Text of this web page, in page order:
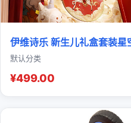
伊维诗乐 新生儿礼盒套装星
默认分类
¥499.00